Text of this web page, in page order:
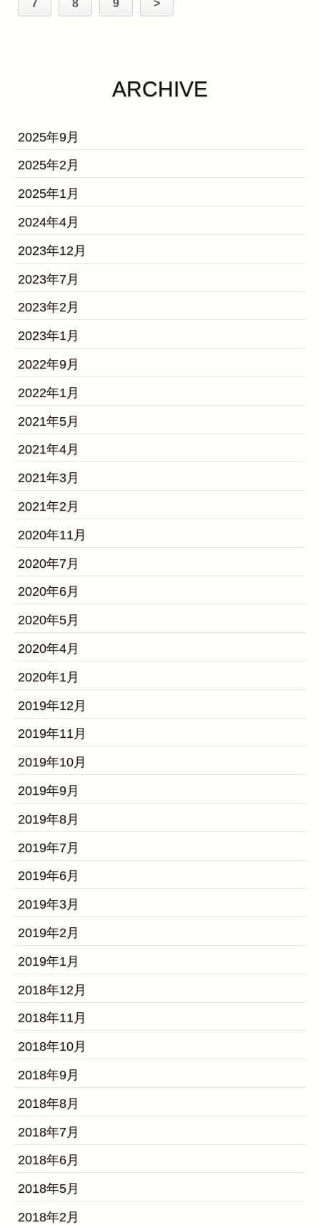
7 8 9 >
ARCHIVE
2025年9月
2025年2月
2025年1月
2024年4月
2023年12月
2023年7月
2023年2月
2023年1月
2022年9月
2022年1月
2021年5月
2021年4月
2021年3月
2021年2月
2020年11月
2020年7月
2020年6月
2020年5月
2020年4月
2020年1月
2019年12月
2019年11月
2019年10月
2019年9月
2019年8月
2019年7月
2019年6月
2019年3月
2019年2月
2019年1月
2018年12月
2018年11月
2018年10月
2018年9月
2018年8月
2018年7月
2018年6月
2018年5月
2018年2月